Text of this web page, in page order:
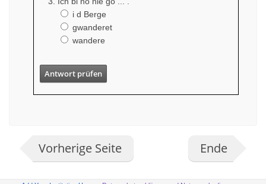
i d Berge
gwanderet
wandere
Antwort prüfen
Vorherige Seite Ende